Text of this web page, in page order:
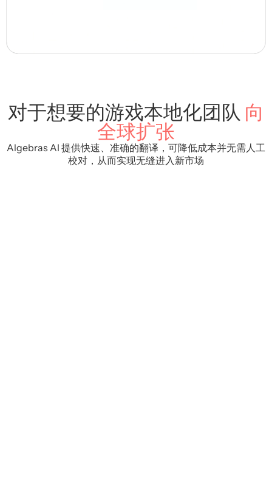
对于想要的游戏本地化团队 向
全球扩张
Algebras AI 提供快速、准确的翻译，可降低成本并无需人工
校对，从而实现无缝进入新市场